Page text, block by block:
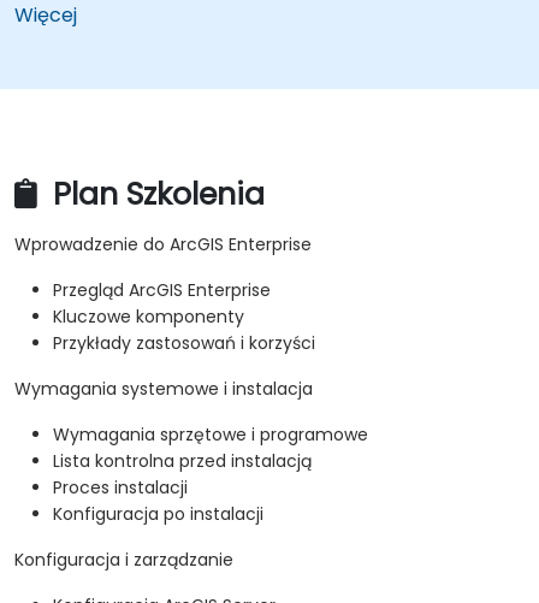
Więcej
Plan Szkolenia
Wprowadzenie do ArcGIS Enterprise
Przegląd ArcGIS Enterprise
Kluczowe komponenty
Przykłady zastosowań i korzyści
Wymagania systemowe i instalacja
Wymagania sprzętowe i programowe
Lista kontrolna przed instalacją
Proces instalacji
Konfiguracja po instalacji
Konfiguracja i zarządzanie